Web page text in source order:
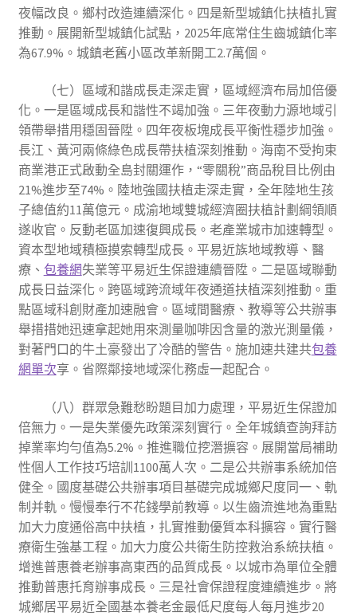
夜幅改良。鄉村改造連續深化。四是新型城鎮化扶植扎實
推動。展開新型城鎮化試點，2025年底常住生齒城鎮化率
為67.9%。城鎮老舊小區改革新開工2.7萬個。
（七）區域和諧成長走深走實，區域經濟布局加倍優
化。一是區域成長和諧性不竭加強。三年夜動力源地域引
領帶舉措用穩固晉陞。四年夜板塊成長平衡性穩步加強。
長江、黃河兩條綠色成長帶扶植深刻推動。海南不受拘束
商業港正式啟動全島封關運作，“零關稅”商品稅目比例由
21%進步至74%。陸地強國扶植走深走實，全年陸地生孩
子總值約11萬億元。成渝地域雙城經濟圈扶植計劃綱領順
遂收官。反動老區加速復興成長。老產業城市加速轉型。
資本型地域積極摸索轉型成長。平易近族地域教導、醫
療、 包養網失業等平易近生保證連續晉陞。二是區域聯動
成長日益深化。跨區域跨流域年夜通道扶植深刻推動。重
點區域科創財產加速融會。區域間醫療、教導等公共辦事
舉措措她迅速拿起她用來測量咖啡因含量的激光測量儀，
對著門口的牛土豪發出了冷酷的警告。施加速共建共包養
網單次享。省際鄰接地域深化務虛一起配合。
（八）群眾急難愁盼題目加力處理，平易近生保證加
倍無力。一是失業優先政策深刻實行。全年城鎮查詢拜訪
掉業率均勻值為5.2%。推進職位挖潛擴容。展開當局補助
性個人工作技巧培訓1100萬人次。二是公共辦事系統加倍
健全。國度基礎公共辦事項目基礎完成城鄉尺度同一、軌
制并軌。慢慢奉行不花錢學前教導。以生齒流進地為重點
加大力度通俗高中扶植，扎實推動優質本科擴容。實行醫
療衛生強基工程。加大力度公共衛生防控救治系統扶植。
增進普惠養老辦事高東西的品質成長。以城市為單位全體
推動普惠托育辦事成長。三是社會保證程度連續進步。將
城鄉居平易近全國基本養老金最低尺度每人每月進步20